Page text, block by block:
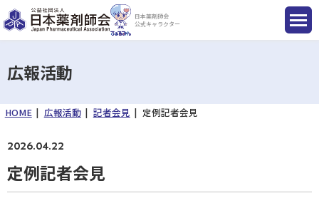
日本薬剤師会
公式キャラクター
国民のみなさまへ
広報活動
HOME 広報活動 記者会見 定例記者会見
2026.04.22
定例記者会見